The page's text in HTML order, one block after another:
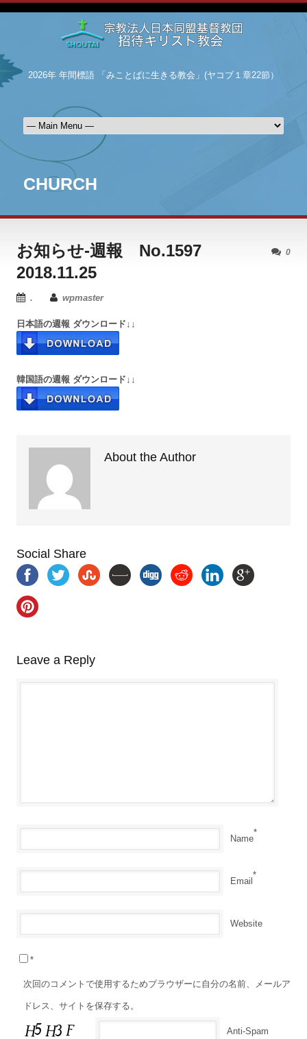
2026年 年間標語 「みことばに生きる教会」(ヤコブ１章22節）
CHURCH
0
お知らせ-週報 No.1597
2018.11.25
. wpmaster
日本語の週報 ダウンロード↓↓
韓国語の週報 ダウンロード↓↓
About the Author
Social Share
Leave a Reply
Name
*
Email
*
Website
次回のコメントで使用するためブラウザーに自分の名前、メールア
ドレス、サイトを保存する。
Anti-Spam
*